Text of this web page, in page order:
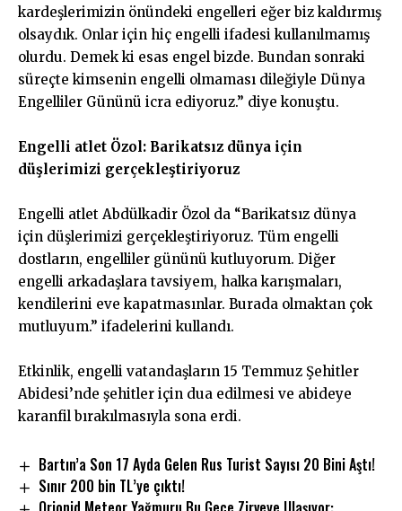
kardeşlerimizin önündeki engelleri eğer biz kaldırmış
olsaydık. Onlar için hiç engelli ifadesi kullanılmamış
olurdu. Demek ki esas engel bizde. Bundan sonraki
süreçte kimsenin engelli olmaması dileğiyle Dünya
Engelliler Gününü icra ediyoruz.” diye konuştu.
Engelli atlet Özol: Barikatsız dünya için
düşlerimizi gerçekleştiriyoruz
Engelli atlet Abdülkadir Özol da “Barikatsız dünya
için düşlerimizi gerçekleştiriyoruz. Tüm engelli
dostların, engelliler gününü kutluyorum. Diğer
engelli arkadaşlara tavsiyem, halka karışmaları,
kendilerini eve kapatmasınlar. Burada olmaktan çok
mutluyum.” ifadelerini kullandı.
Etkinlik, engelli vatandaşların 15 Temmuz Şehitler
Abidesi’nde şehitler için dua edilmesi ve abideye
karanfil bırakılmasıyla sona erdi.
Bartın’a Son 17 Ayda Gelen Rus Turist Sayısı 20 Bini Aştı!
Sınır 200 bin TL’ye çıktı!